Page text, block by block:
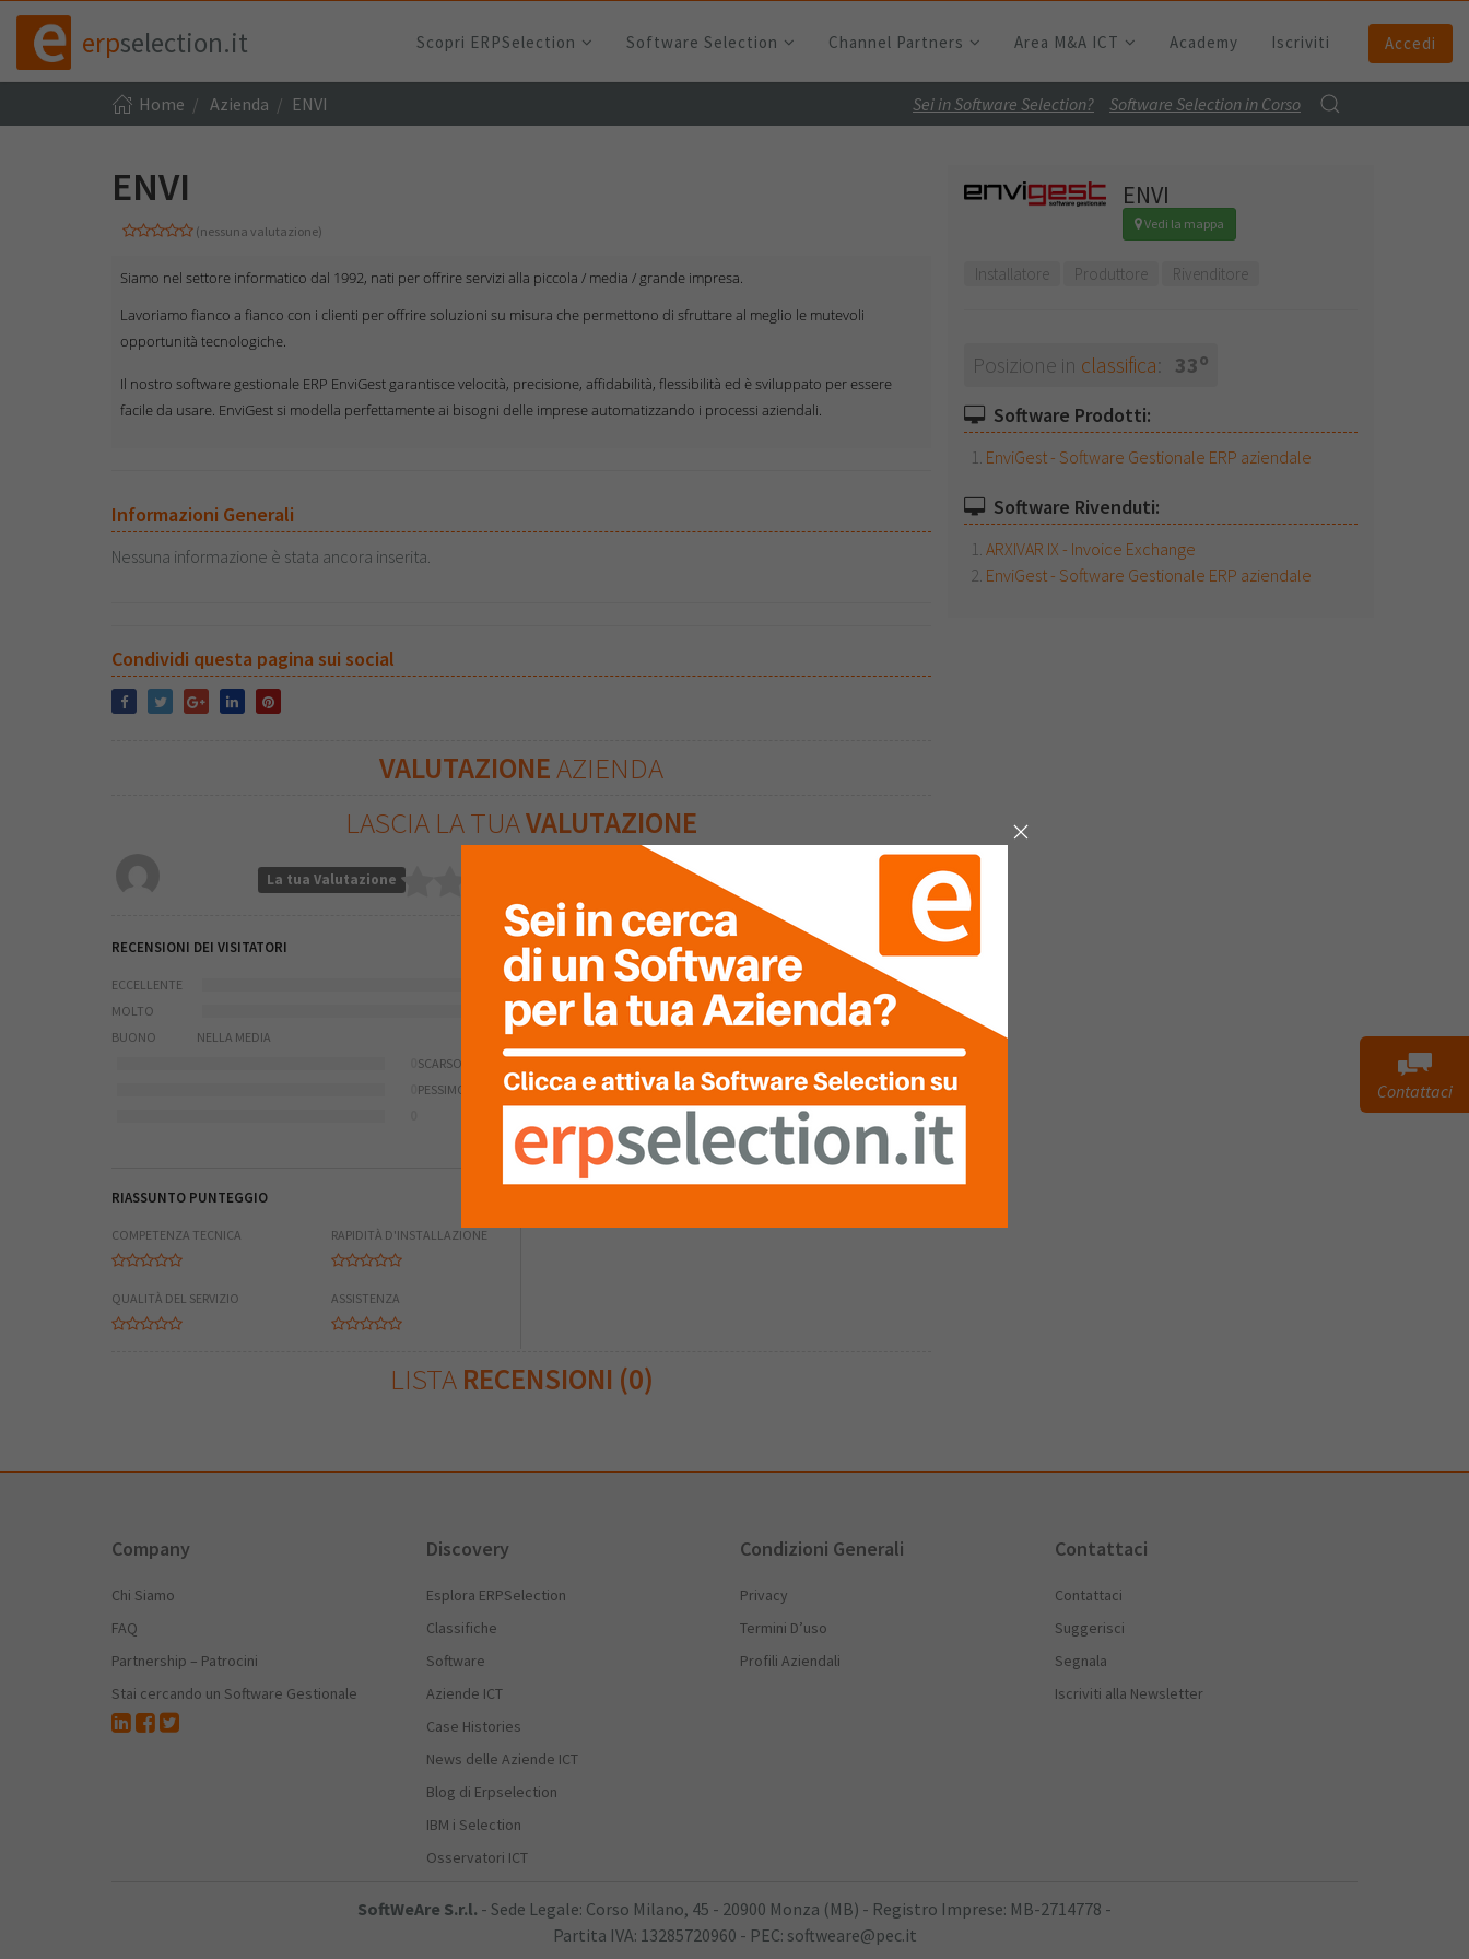
erpselection.it Scopri ERPSelection Software Selection Channel Partners Area M&A ICT Academy Iscriviti Accedi
Home Azienda ENVI Sei in Software Selection? Software Selection in Corso
ENVI
(nessuna valutazione)
Siamo nel settore informatico dal 1992, nati per offrire servizi alla piccola / media / grande impresa.
Lavoriamo fianco a fianco con i clienti per offrire soluzioni su misura che permettono di sfruttare al meglio le mutevoli
opportunità tecnologiche.
Il nostro software gestionale ERP EnviGest garantisce velocità, precisione, affidabilità, flessibilità ed è sviluppato per essere
facile da usare. EnviGest si modella perfettamente ai bisogni delle imprese automatizzando i processi aziendali.
Informazioni Generali
Nessuna informazione è stata ancora inserita.
Condividi questa pagina sui social
VALUTAZIONEAZIENDA
LASCIA LA TUAVALUTAZIONE
La tua Valutazione Clicca sulle stelle per inserire!
RECENSIONI DEI VISITATORI
ECCELLENTE
MOLTO
BUONO
NELLA MEDIA
SCARSO
PESSIMO
RIASSUNTO PUNTEGGIO
COMPETENZA TECNICA RAPIDITÀ D'INSTALLAZIONE
QUALITÀ DEL SERVIZIO ASSISTENZA
Ultima Recensione
Nessuna recensione è stata ancora inserita.
LISTA RECENSIONI (0)
ENVI
Vedi la mappa
Installatore Produttore Rivenditore
Posizione in classifica: 33o
Software Prodotti:
EnviGest - Software Gestionale ERP aziendale
Software Rivenduti:
ARXIVAR IX - Invoice Exchange
EnviGest - Software Gestionale ERP aziendale
Company
Chi Siamo
FAQ
Partnership – Patrocini
Stai cercando un Software Gestionale
Discovery
Esplora ERPSelection
Classifiche
Software
Aziende ICT
Case Histories
News delle Aziende ICT
Blog di Erpselection
IBM i Selection
Osservatori ICT
Condizioni Generali
Privacy
Termini D’uso
Profili Aziendali
Contattaci
Contattaci
Suggerisci
Segnala
Iscriviti alla Newsletter
SoftWeAre S.r.l. - Sede Legale: Corso Milano, 45 - 20900 Monza (MB) - Registro Imprese: MB-2714778 -
Partita IVA: 13285720960 - PEC: softweare@pec.it
Contattaci